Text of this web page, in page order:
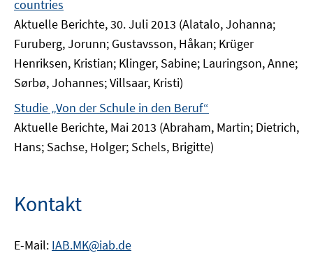
countries
Aktuelle Berichte, 30. Juli 2013 (Alatalo, Johanna;
Furuberg, Jorunn; Gustavsson, Håkan; Krüger
Henriksen, Kristian; Klinger, Sabine; Lauringson, Anne;
Sørbø, Johannes; Villsaar, Kristi)
Studie „Von der Schule in den Beruf“
Aktuelle Berichte, Mai 2013 (Abraham, Martin; Dietrich,
Hans; Sachse, Holger; Schels, Brigitte)
Kontakt
E-Mail: IAB.MK@iab.de